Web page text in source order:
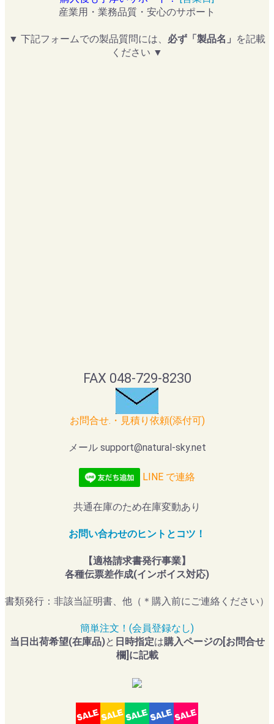
産業用・業務品質・安心のサポート
▼ 下記フォームでの製品質問には、 必ず「製品名」 を記載
ください ▼
FAX 048-729-8230
お問合せ.・見積り依頼(添付可)
メール support@natural-sky.net
LINE で連絡
共通在庫のため在庫変動あり
お問い合わせのヒントとコツ！
【適格請求書発行事業】
各種伝票差作成(インボイス対応)
書類発行：非該当証明書、他（＊購入前にご連絡ください）
簡単注文！(会員登録なし)
当日出荷希望(在庫品)と 日時指定は購入ページの[お問合せ
欄]に記載